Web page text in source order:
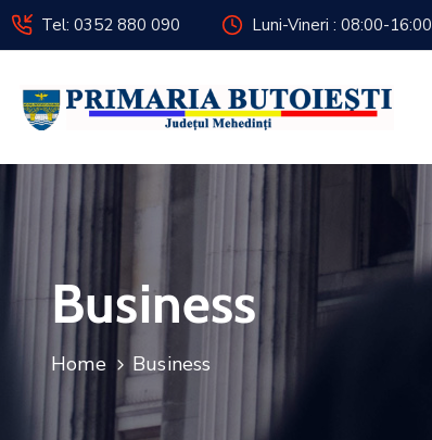
Tel: 0352 880 090 Luni-Vineri : 08:00-16:00
Business
Home Business